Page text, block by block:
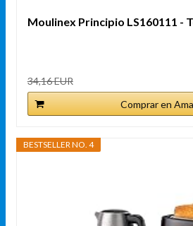
Moulinex Principio LS160111 -
34,16 EUR
Comprar en
BESTSELLER NO. 4